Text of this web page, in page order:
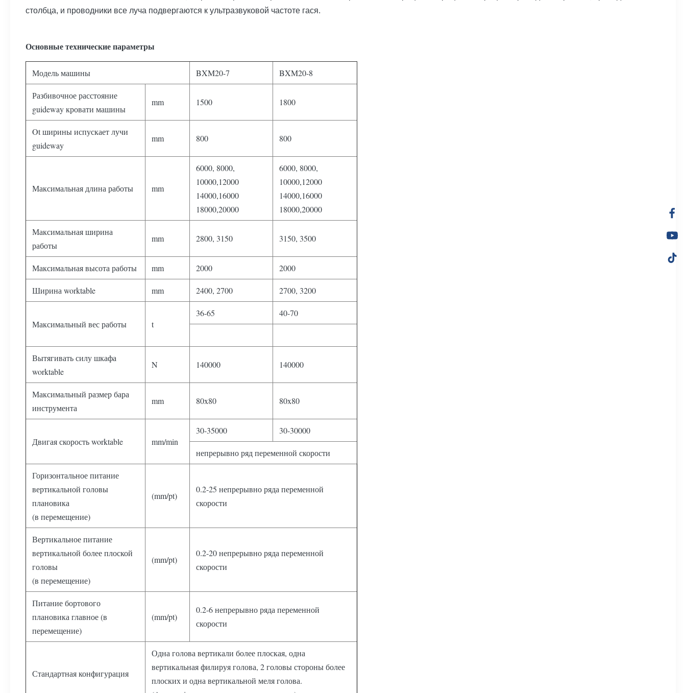
столбца, и проводники все луча подвергаются к ультразвуковой частоте гася.
Основные технические параметры
Модель машины BXM20-7 BXM20-8
Разбивочное расстояние
guideway кровати машины
mm 1500 1800
Ot ширины испускает лучи
guideway
mm 800 800
Максимальная длина работы mm
6000, 8000,
10000,12000
14000,16000
18000,20000
6000, 8000,
10000,12000
14000,16000
18000,20000
Максимальная ширина
работы
mm 2800, 3150 3150, 3500
Максимальная высота работы mm 2000 2000
Ширина worktable mm 2400, 2700 2700, 3200
Максимальный вес работы t
36-65 40-70
Вытягивать силу шкафа
worktable
N 140000 140000
Максимальный размер бара
инструмента
mm 80x80 80x80
Двигая скорость worktable mm/min
30-35000 30-30000
непрерывно ряд переменной скорости
Горизонтальное питание
вертикальной головы
плановика
(в перемещение)
(mm/pt)
0.2-25 непрерывно ряда переменной
скорости
Вертикальное питание
вертикальной более плоской
головы
(в перемещение)
(mm/pt)
0.2-20 непрерывно ряда переменной
скорости
Питание бортового
плановика главное (в
перемещение)
(mm/pt)
0.2-6 непрерывно ряда переменной
скорости
Стандартная конфигурация
Одна голова вертикали более плоская, одна
вертикальная филируя голова, 2 головы стороны более
плоских и одна вертикальной меля голова.